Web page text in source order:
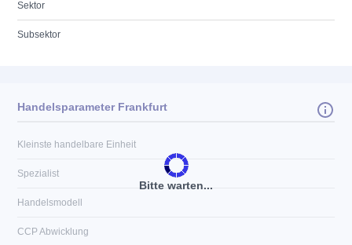
Sektor
Subsektor
Bitte warten...
Handelsparameter Frankfurt
Kleinste handelbare Einheit
Spezialist
Handelsmodell
CCP Abwicklung